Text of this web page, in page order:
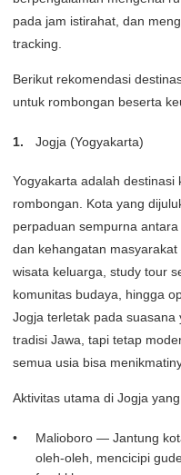
pada jam istirahat, dan
tracking.
Berikut rekomendasi
untuk rombongan beserta
Jogja (Yogyakarta)
Yogyakarta adalah destinasi
rombongan. Kota yang
perpaduan sempurna
dan kehangatan
wisata keluarga, study tour
komunitas budaya, hingga
Jogja terletak pada
tradisi Jawa, tapi tetap
semua usia bisa
Aktivitas utama di Jogja
Malioboro — Jantung
oleh-oleh, mencicipi